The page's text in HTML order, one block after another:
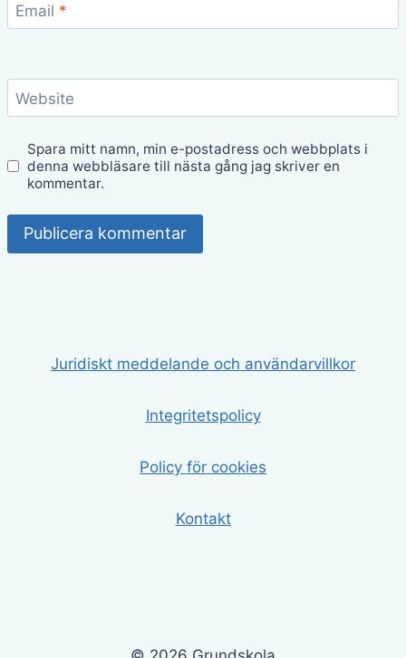
Email *
Website
Spara mitt namn, min e-postadress och webbplats i
denna webbläsare till nästa gång jag skriver en
kommentar.
Juridiskt meddelande och användarvillkor
Integritetspolicy
Policy för cookies
Kontakt